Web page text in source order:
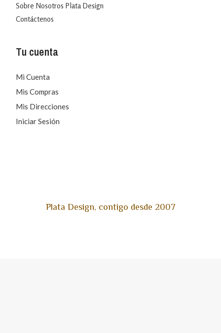
Sobre Nosotros Plata Design
Contáctenos
Tu cuenta
Mi Cuenta
Mis Compras
Mis Direcciones
Iniciar Sesión
Plata Design, contigo desde 2007